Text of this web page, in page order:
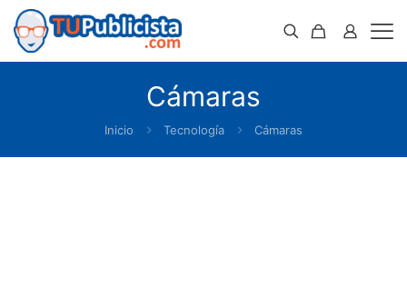
Cámaras
Inicio Tecnología Cámaras